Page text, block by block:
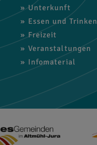
Unterkunft
Essen und Trinken
Freizeit
Veranstaltungen
Infomaterial